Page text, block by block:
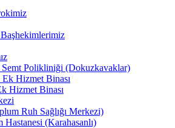
Semt Polikliniği (Dokuzkavaklar)
Hizmet Binası
Hizmet Binası
Ruh Sağlığı Merkezi)
(Karahasanlı)